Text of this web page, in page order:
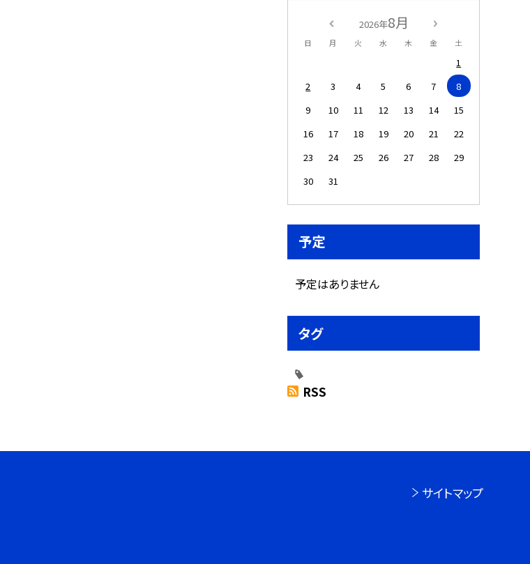
2026年8月
日 月 火 水 木 金 土
1
2
3 4 5 6 7
8
9
10 11 12 13 14
15
16
17 18 19 20 21
22
23
24 25 26 27 28
29
30
31
予定
予定はありません
タグ
RSS
サイトマップ